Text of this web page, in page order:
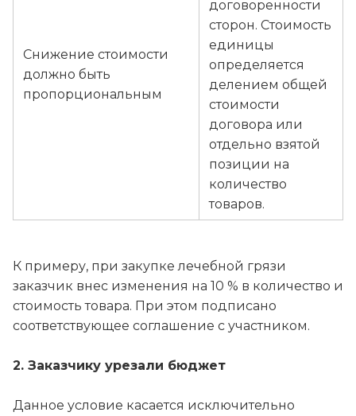
Снижение стоимости
должно быть
пропорциональным
договоренности
сторон. Стоимость
единицы
определяется
делением общей
стоимости
договора или
отдельно взятой
позиции на
количество
товаров.
К примеру, при закупке лечебной грязи
заказчик внес изменения на 10 % в количество и
стоимость товара. При этом подписано
соответствующее соглашение с участником.
2. Заказчику урезали бюджет
Данное условие касается исключительно